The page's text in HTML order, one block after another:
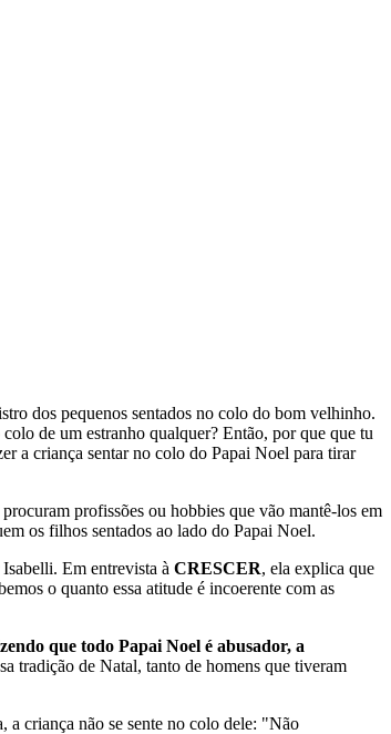
dos pequenos sentados no colo do bom velhinho.
de um estranho qualquer? Então, por que que tu
a criança sentar no colo do Papai Noel para tirar
procuram profissões ou hobbies que vão mantê-los em
os filhos sentados ao lado do Papai Noel.
Em entrevista à CRESCER, ela explica que
o quanto essa atitude é incoerente com as
que todo Papai Noel é abusador, a
tradição de Natal, tanto de homens que tiveram
a criança não se sente no colo dele: "Não